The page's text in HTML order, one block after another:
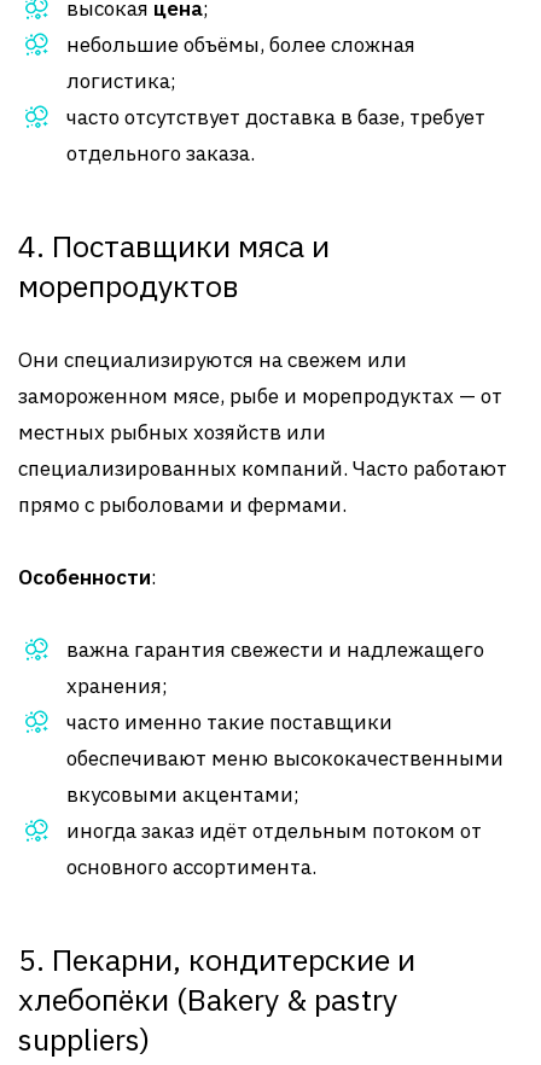
высокая цена;
небольшие объёмы, более сложная
логистика;
часто отсутствует доставка в базе, требует
отдельного заказа.
4. Поставщики мяса и
морепродуктов
Они специализируются на свежем или
замороженном мясе, рыбе и морепродуктах — от
местных рыбных хозяйств или
специализированных компаний. Часто работают
прямо с рыболовами и фермами.
Особенности:
важна гарантия свежести и надлежащего
хранения;
часто именно такие поставщики
обеспечивают меню высококачественными
вкусовыми акцентами;
иногда заказ идёт отдельным потоком от
основного ассортимента.
5. Пекарни, кондитерские и
хлебопёки (Bakery & pastry
suppliers)